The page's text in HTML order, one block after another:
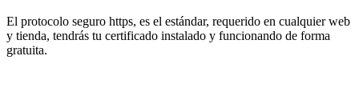
El protocolo seguro https, es el estándar, requerido en cualquier web
y tienda, tendrás tu certificado instalado y funcionando de forma
gratuita.